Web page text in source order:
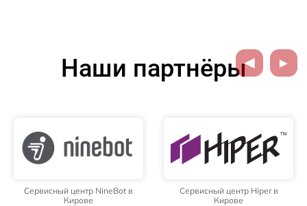
Наши партнёры
Сервисный центр NineBot в
Кирове
Сервисный центр Hiper в
Кирове